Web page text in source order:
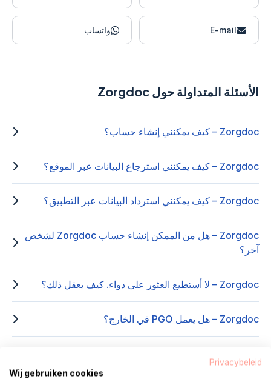
E-mail واتساب
الأسئلة المتداولة حول Zorgdoc
Zorgdoc – كيف يمكنني إنشاء حساب؟
Zorgdoc – كيف يمكنني استرجاع البيانات عبر الموقع؟
Zorgdoc – كيف يمكنني استرداد البيانات عبر التطبيق؟
Zorgdoc – هل من الممكن إنشاء حساب Zorgdoc لشخص
آخر؟
Zorgdoc – لا أستطيع العثور على دواء. كيف يعقل ذلك؟
Zorgdoc – هل يعمل PGO في الخارج؟
Privacybeleid
Wij gebruiken cookies